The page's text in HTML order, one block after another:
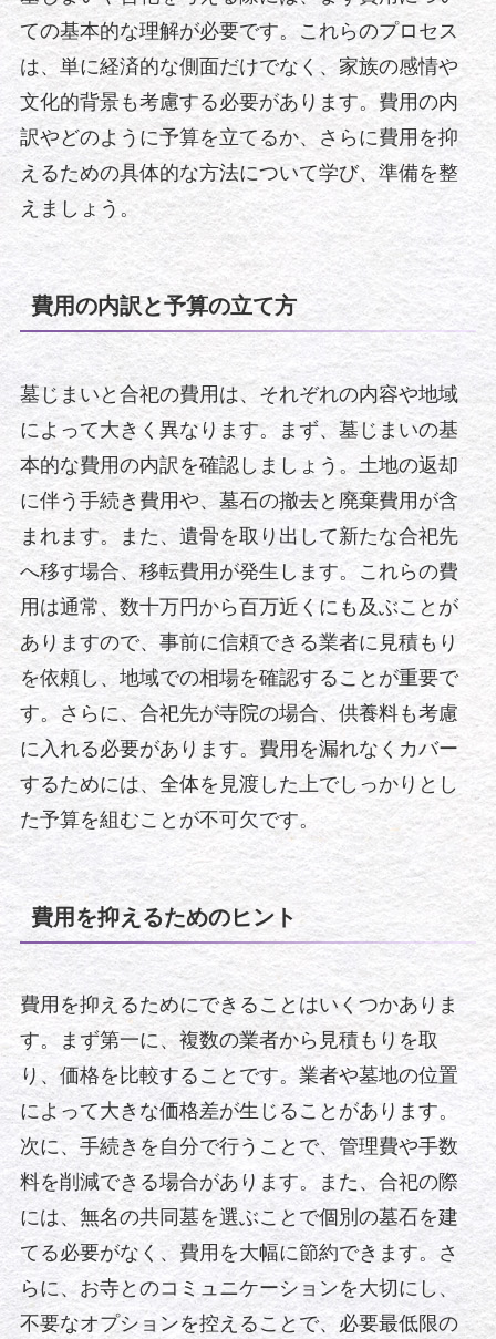
ての基本的な理解が必要です。これらのプロセス
は、単に経済的な側面だけでなく、家族の感情や
文化的背景も考慮する必要があります。費用の内
訳やどのように予算を立てるか、さらに費用を抑
えるための具体的な方法について学び、準備を整
えましょう。
費用の内訳と予算の立て方
墓じまいと合祀の費用は、それぞれの内容や地域
によって大きく異なります。まず、墓じまいの基
本的な費用の内訳を確認しましょう。土地の返却
に伴う手続き費用や、墓石の撤去と廃棄費用が含
まれます。また、遺骨を取り出して新たな合祀先
へ移す場合、移転費用が発生します。これらの費
用は通常、数十万円から百万近くにも及ぶことが
ありますので、事前に信頼できる業者に見積もり
を依頼し、地域での相場を確認することが重要で
す。さらに、合祀先が寺院の場合、供養料も考慮
に入れる必要があります。費用を漏れなくカバー
するためには、全体を見渡した上でしっかりとし
た予算を組むことが不可欠です。
費用を抑えるためのヒント
費用を抑えるためにできることはいくつかありま
す。まず第一に、複数の業者から見積もりを取
り、価格を比較することです。業者や墓地の位置
によって大きな価格差が生じることがあります。
次に、手続きを自分で行うことで、管理費や手数
料を削減できる場合があります。また、合祀の際
には、無名の共同墓を選ぶことで個別の墓石を建
てる必要がなく、費用を大幅に節約できます。さ
らに、お寺とのコミュニケーションを大切にし、
不要なオプションを控えることで、必要最低限の